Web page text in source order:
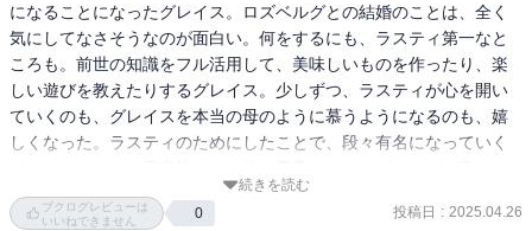
になることになったグレイス。ロズベルグとの結婚のことは、全く
気にしてなさそうなのが面白い。何をするにも、ラスティ第一なと
ころも。前世の知識をフル活用して、美味しいものを作ったり、楽
しい遊びを教えたりするグレイス。少しずつ、ラスティが心を開い
ていくのも、グレイスを本当の母のように慕うようになるのも、嬉
しくなった。ラスティのためにしたことで、段々有名になっていく
くれそう。今後、夫婦関係がどうなっていくのか、楽しみになっ
た。
続きを読む
ブクログレビューは
いいねできません
0 投稿日 : 2025.04.26